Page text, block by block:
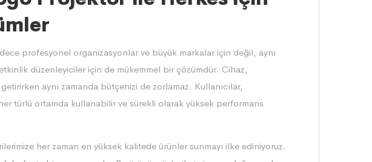
profesyonel organizasyonlar ve büyük markalar için değil, aynı
düzenleyiciler için de mükemmel bir çözümdür. Cihaz,
aynı zamanda bütçenizi de zorlamaz. Kullanıcılar,
türlü ortamda kullanabilir ve sürekli olarak yüksek performans
her zaman en yüksek kalitede ürünler sunmayı ilke ediniyoruz.